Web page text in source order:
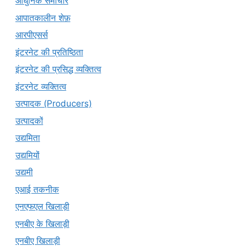
आपातकालीन शेफ़
आरपीएसर्स
इंटरनेट की प्रतिष्ठिता
इंटरनेट की प्रसिद्ध व्यक्तित्व
इंटरनेट व्यक्तित्व
उत्पादक (Producers)
उत्पादकों
उद्यमिता
उद्यमियों
उद्यमी
एआई तकनीक
एनएफएल खिलाड़ी
एनबीए के खिलाड़ी
एनबीए खिलाड़ी